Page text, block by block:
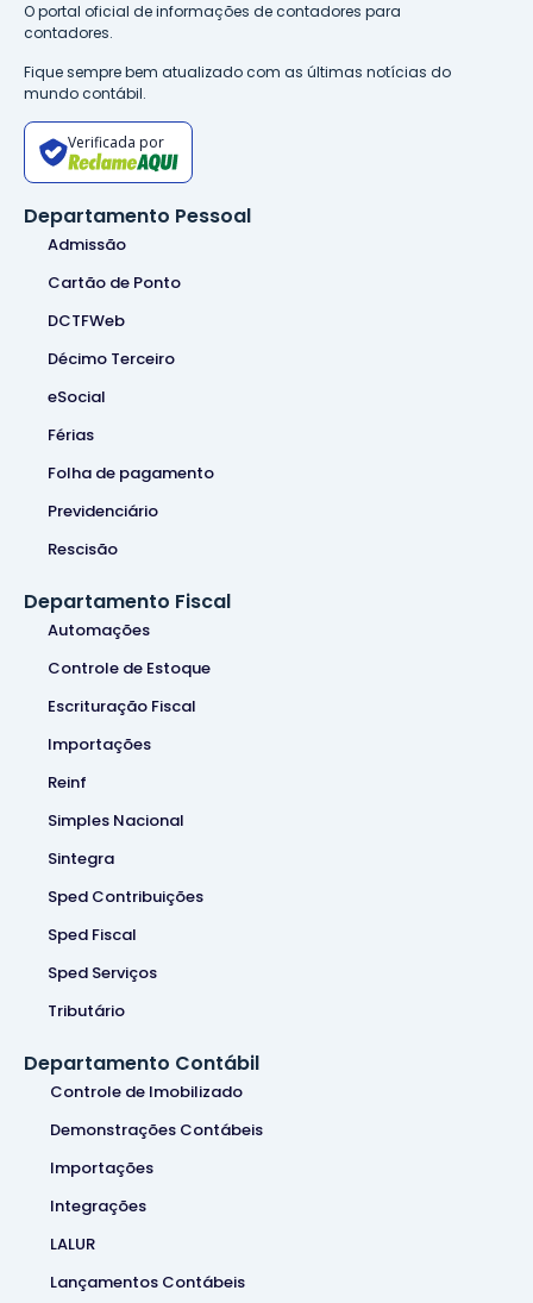
O portal oficial de informações de contadores para
contadores.
Fique sempre bem atualizado com as últimas notícias do
mundo contábil.
Verificada por
Departamento Pessoal
Admissão
Cartão de Ponto
DCTFWeb
Décimo Terceiro
eSocial
Férias
Folha de pagamento
Previdenciário
Rescisão
Departamento Fiscal
Automações
Controle de Estoque
Escrituração Fiscal
Importações
Reinf
Simples Nacional
Sintegra
Sped Contribuições
Sped Fiscal
Sped Serviços
Tributário
Departamento Contábil
Controle de Imobilizado
Demonstrações Contábeis
Importações
Integrações
LALUR
Lançamentos Contábeis